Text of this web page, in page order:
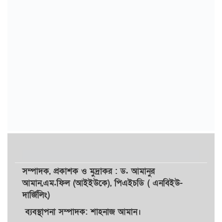
সম্পাদক, প্রকাশকওমুদ্রাকর: ড. আমানুর
আমান,এম.ফিল (আইইউকে), পিএইচডি ( এনবিইউ-
দার্জিলিং)
ব্যবস্থাপনা সম্পাদক: শাহনাজ আমান।